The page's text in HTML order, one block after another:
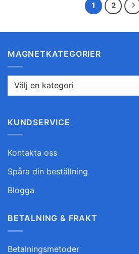
1 2
MAGNETKATEGORIER
KUNDSERVICE
Kontakta oss
Spåra din beställning
Blogga
BETALNING & FRAKT
Betalningsmetoder